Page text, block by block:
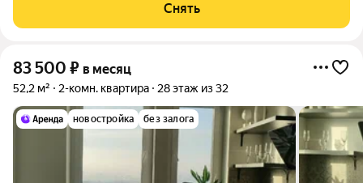
выходят во двор. Во
Снять
83 500 ₽ в месяц
52,2 м² 2-комн. квартира 28 этаж из 32
новостройка без залога